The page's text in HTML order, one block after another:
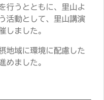
行うとともに、里山よ
活動として、里山講演
しました。
地域に環境に配慮した
めました。